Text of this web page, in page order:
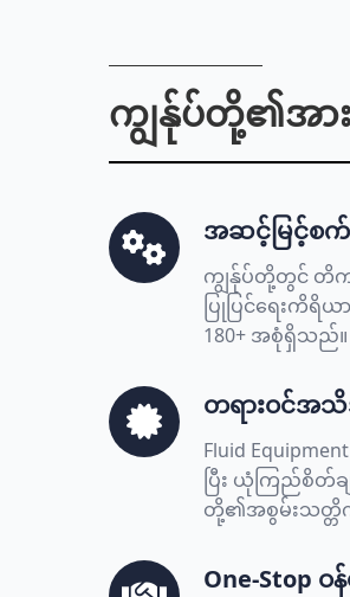
ကျွန်ုပ်တို့၏အား
အဆင့်မြင့်စက်
ကျွန်ုပ်တို့တွင် တိ
ပြုပြင်ရေးကိရိ
180+ အစုံရှိသည်။
တရားဝင်အ
Fluid
ပြီး ယုံကြည်စိတ်ခ
တို့၏အစွမ်းသတ္တိ
One-Stop ဝ